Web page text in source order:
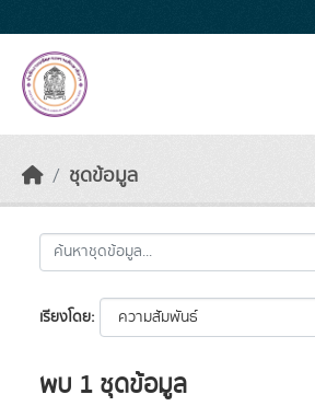
ชุดข้อมูล
เรียงโดย
พบ 1 ชุดข้อมูล